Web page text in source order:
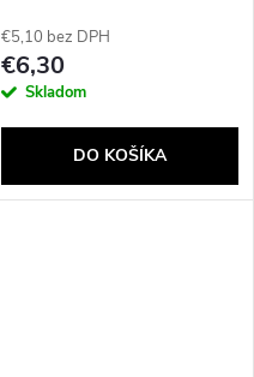
€5,10 bez DPH
€6,30
Skladom
DO KOŠÍKA